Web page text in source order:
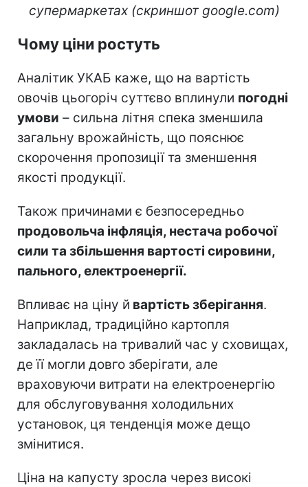
супермаркетах (скриншот google.com)
Чому ціни ростуть
Аналітик УКАБ каже, що на вартість
овочів цьогоріч суттєво вплинули погодні
умови – сильна літня спека зменшила
загальну врожайність, що пояснює
скорочення пропозиції та зменшення
якості продукції.
Також причинами є безпосередньо
продовольча інфляція, нестача робочої
сили та збільшення вартості сировини,
пального, електроенергії.
Впливає на ціну й вартість зберігання.
Наприклад, традиційно картопля
закладалась на тривалий час у сховищах,
де її могли довго зберігати, але
враховуючи витрати на електроенергію
для обслуговування холодильних
установок, ця тенденція може дещо
змінитися.
Ціна на капусту зросла через високі